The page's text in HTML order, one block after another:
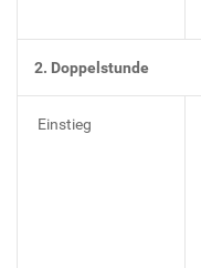
2. Doppelstunde
Einstieg